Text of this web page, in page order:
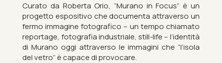
Cur­ato da Roberta Orio, “Mur­ano in Focus” è un
pro­getto es­pos­it­ivo che doc­u­menta at­tra­verso un
fermo im­ma­gine fo­to­grafico – un tempo chiam­ato
re­port­age, fo­to­grafia in­dus­triale, still-life – l’iden­tità
di Mur­ano oggi at­tra­verso le im­ma­gini che “l’isola
del vetro” è ca­pace di pro­vo­care.